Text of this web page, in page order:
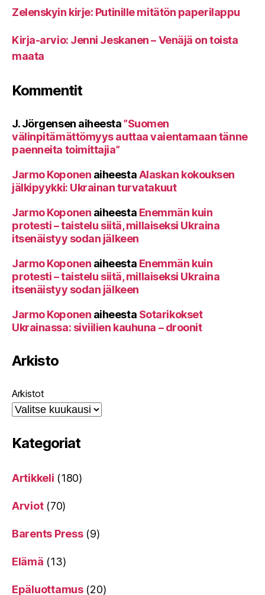
Zelenskyin kirje: Putinille mitätön paperilappu
Kirja-arvio: Jenni Jeskanen – Venäjä on toista
maata
Kommentit
J. Jörgensen aiheesta”Suomen
välinpitämättömyys auttaa vaientamaan tänne
paenneita toimittajia”
Jarmo Koponen aiheestaAlaskan kokouksen
jälkipyykki: Ukrainan turvatakuut
Jarmo Koponen aiheesta Enemmän kuin
protesti – taistelu siitä, millaiseksi Ukraina
itsenäistyy sodan jälkeen
Jarmo Koponen aiheesta Enemmän kuin
protesti – taistelu siitä, millaiseksi Ukraina
itsenäistyy sodan jälkeen
Jarmo Koponen aiheesta Sotarikokset
Ukrainassa: siviilien kauhuna – droonit
Arkisto
Arkistot
Kategoriat
Artikkeli (180)
Arviot(70)
Barents Press(9)
Elämä (13)
Epäluottamus(20)